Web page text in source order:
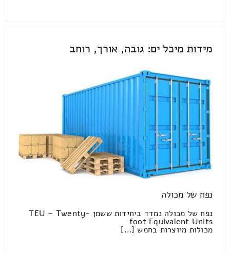
מידות מיכל ים: גובה, אורך, רוחב
נפח של מכולה
נפח של מכולה נמדד ביחידות ששמן TEU – Twenty-
foot Equivalent Units
מכולות מיוצרות בחמש […]